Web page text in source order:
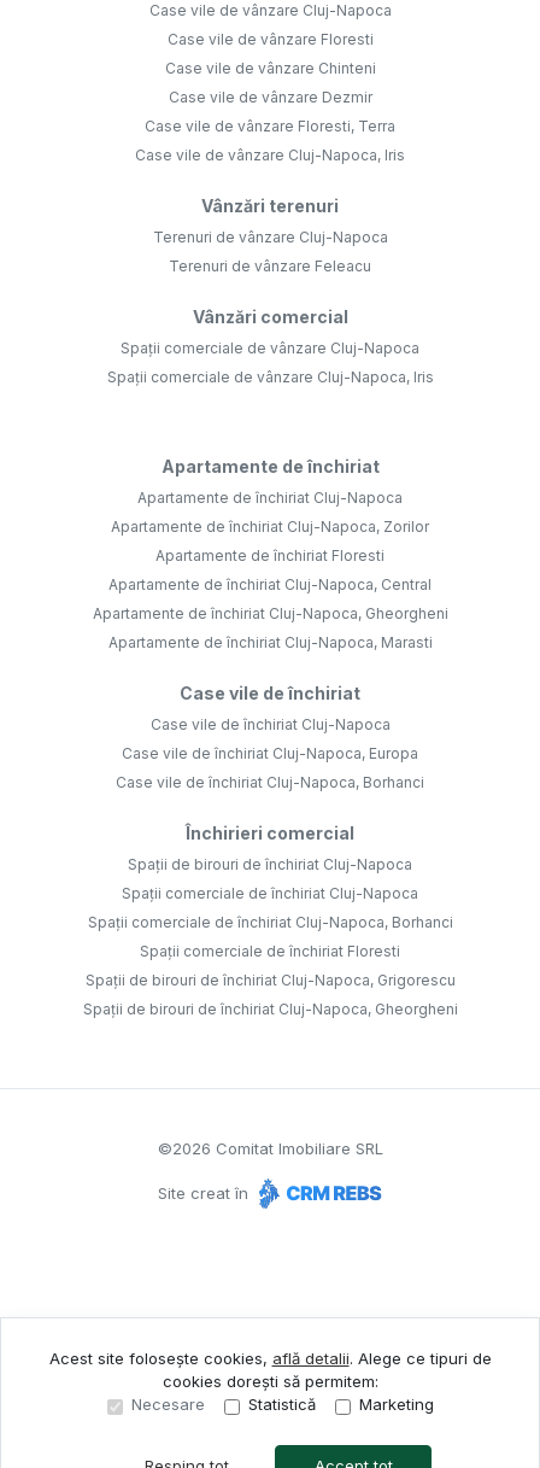
Case vile de vânzare Cluj-Napoca
Case vile de vânzare Floresti
Case vile de vânzare Chinteni
Case vile de vânzare Dezmir
Case vile de vânzare Floresti, Terra
Case vile de vânzare Cluj-Napoca, Iris
Vânzări terenuri
Terenuri de vânzare Cluj-Napoca
Terenuri de vânzare Feleacu
Vânzări comercial
Spații comerciale de vânzare Cluj-Napoca
Spații comerciale de vânzare Cluj-Napoca, Iris
Apartamente de închiriat
Apartamente de închiriat Cluj-Napoca
Apartamente de închiriat Cluj-Napoca, Zorilor
Apartamente de închiriat Floresti
Apartamente de închiriat Cluj-Napoca, Central
Apartamente de închiriat Cluj-Napoca, Gheorgheni
Apartamente de închiriat Cluj-Napoca, Marasti
Case vile de închiriat
Case vile de închiriat Cluj-Napoca
Case vile de închiriat Cluj-Napoca, Europa
Case vile de închiriat Cluj-Napoca, Borhanci
Închirieri comercial
Spații de birouri de închiriat Cluj-Napoca
Spații comerciale de închiriat Cluj-Napoca
Spații comerciale de închiriat Cluj-Napoca, Borhanci
Spații comerciale de închiriat Floresti
Spații de birouri de închiriat Cluj-Napoca, Grigorescu
Spații de birouri de închiriat Cluj-Napoca, Gheorgheni
©2026 Comitat Imobiliare SRL
Site creat în
Acest site folosește cookies, află detalii. Alege ce tipuri de
cookies dorești să permitem:
Necesare
Statistică Marketing